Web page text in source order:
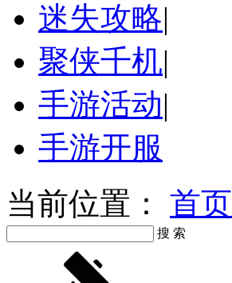
迷失攻略|
聚侠千机|
手游活动|
手游开服
当前位置： 首页
搜 索